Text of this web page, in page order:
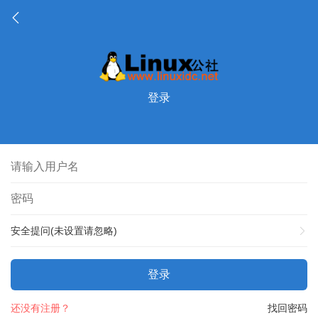
登录
安全提问(未设置请忽略)
登录
找回密码
还没有注册？